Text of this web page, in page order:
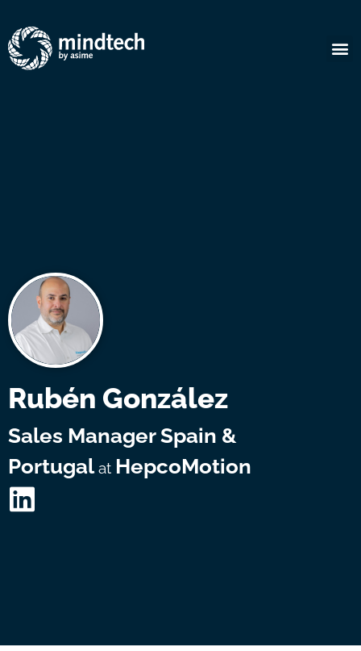
Rubén González
Sales Manager Spain &
Portugalat HepcoMotion